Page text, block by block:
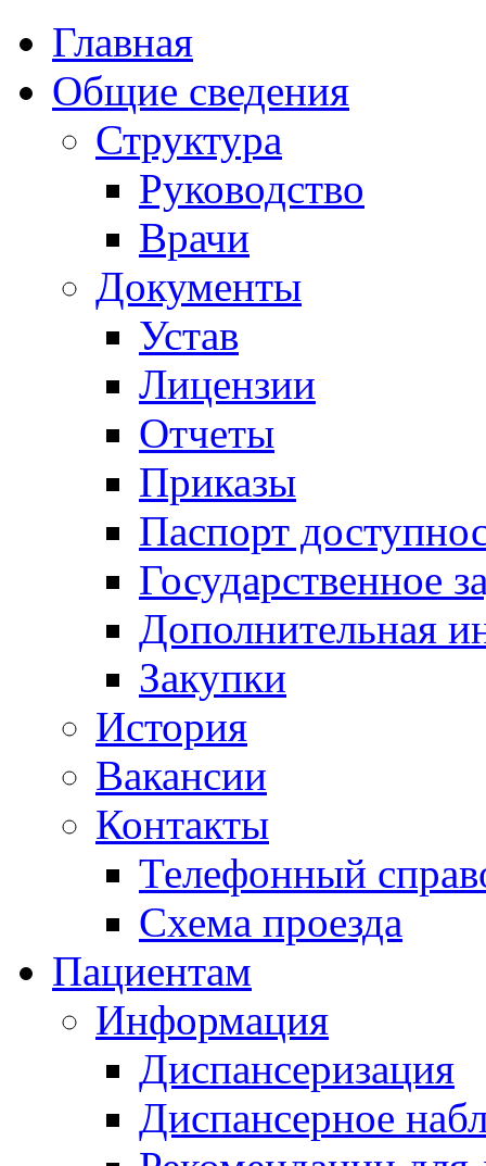
Главная
Общие сведения
Структура
Руководство
Врачи
Документы
Устав
Лицензии
Отчеты
Приказы
Паспорт
Государственное
Дополнительная
Закупки
История
Вакансии
Контакты
Телефонный
Схема проезда
Пациентам
Информация
Диспансеризация
Диспансерное